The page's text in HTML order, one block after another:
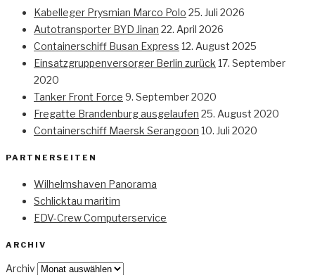
Kabelleger Prysmian Marco Polo 25. Juli 2026
Autotransporter BYD Jinan 22. April 2026
Containerschiff Busan Express 12. August 2025
Einsatzgruppenversorger Berlin zurück 17. September
2020
Tanker Front Force 9. September 2020
Fregatte Brandenburg ausgelaufen 25. August 2020
Containerschiff Maersk Serangoon 10. Juli 2020
PARTNERSEITEN
Wilhelmshaven Panorama
Schlicktau maritim
EDV-Crew Computerservice
ARCHIV
Archiv